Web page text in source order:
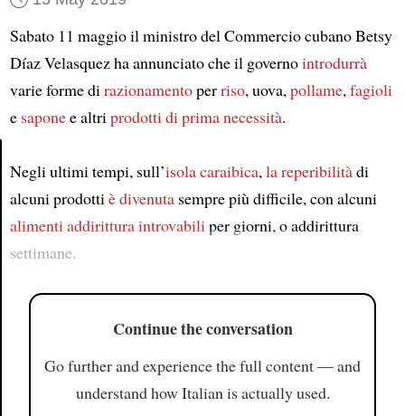
Article
Sabato 11 maggio il ministro del Commercio cubano Betsy
Díaz Velasquez ha annunciato che il governointrodurrà
varie forme dirazionamentoperriso, uova,pollame,fagioli
e saponee altriprodotti di prima necessità.
Negli ultimi tempi, sull’isola caraibica,la reperibilitàdi
alcuni prodottiè divenutasempre più difficile, con alcuni
alimentiaddiritturaintrovabiliper giorni, o addirittura
settimane.
Continue the conversation
Go further and experience the full content — and
understand how Italian is actually used.